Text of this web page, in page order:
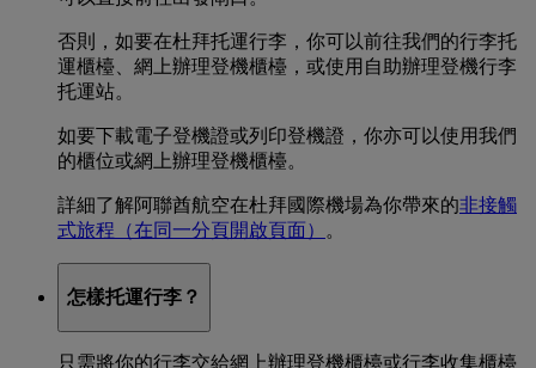
否則，如要在杜拜托運行李，你可以前往我們的行李托
運櫃檯、網上辦理登機櫃檯，或使用自助辦理登機行李
托運站。
如要下載電子登機證或列印登機證，你亦可以使用我們
的櫃位或網上辦理登機櫃檯。
詳細了解阿聯酋航空在杜拜國際機場為你帶來的非接觸
式旅程 （在同一分頁開啟頁面） 。
怎樣托運行李？
只需將你的行李交給網上辦理登機櫃檯或行李收集櫃檯